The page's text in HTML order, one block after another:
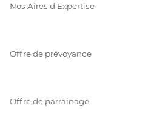
Nos Aires d'Expertise
Offre de prévoyance
Offre de parrainage